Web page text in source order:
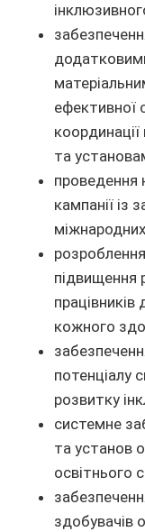
ефективної
та
проведення
кампанії із
міжнародних
підвищення
кожного
потенціалу
розвитку
системне
та установ
освітнього
здобувачів